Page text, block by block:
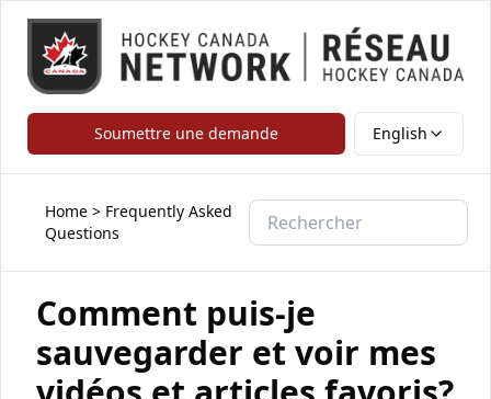
Soumettre une demande English
Home > Frequently Asked
Questions
Comment puis-je
sauvegarder et voir mes